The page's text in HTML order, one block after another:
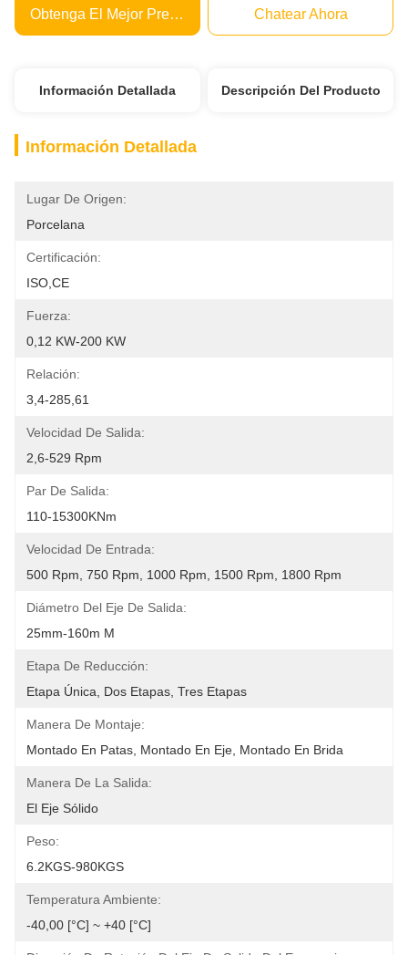
Obtenga El Mejor Precio Chatear Ahora
Información Detallada Descripción Del Producto
Información Detallada
Lugar De Origen:
Porcelana
Certificación:
ISO,CE
Fuerza:
0,12 KW-200 KW
Relación:
3,4-285,61
Velocidad De Salida:
2,6-529 Rpm
Par De Salida:
110-15300KNm
Velocidad De Entrada:
500 Rpm, 750 Rpm, 1000 Rpm, 1500 Rpm, 1800 Rpm
Diámetro Del Eje De Salida:
25mm-160m M
Etapa De Reducción:
Etapa Única, Dos Etapas, Tres Etapas
Manera De Montaje:
Montado En Patas, Montado En Eje, Montado En Brida
Manera De La Salida:
El Eje Sólido
Peso:
6.2KGS-980KGS
Temperatura Ambiente:
-40,00 [°C] ~ +40 [°C]